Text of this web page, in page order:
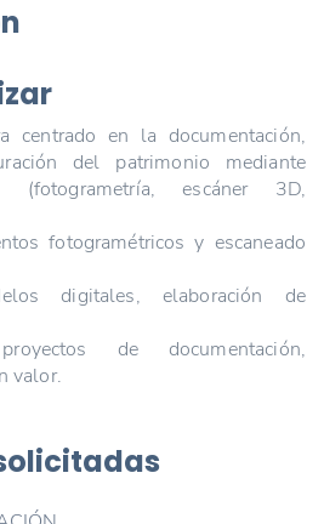
centrado en la documentación,
del patrimonio mediante
(fotogrametría, escáner 3D,
fotogramétricos y escaneado
digitales, elaboración de
de documentación,
valor.